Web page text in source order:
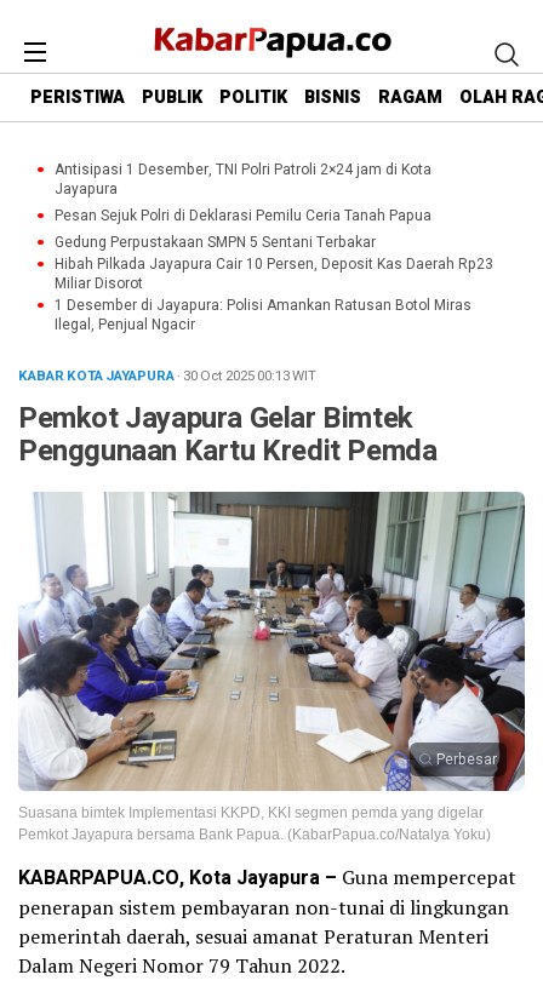
PERISTIWA PUBLIK POLITIK BISNIS RAGAM OLAH
Antisipasi 1 Desember, TNI Polri Patroli 2×24 jam di Kota
Jayapura
Pesan Sejuk Polri di Deklarasi Pemilu Ceria Tanah Papua
Gedung Perpustakaan SMPN 5 Sentani Terbakar
Hibah Pilkada Jayapura Cair 10 Persen, Deposit Kas Daerah Rp23
Miliar Disorot
1 Desember di Jayapura: Polisi Amankan Ratusan Botol Miras
Ilegal, Penjual Ngacir
KABAR KOTA JAYAPURA· 30 Oct 202500:13WIT
Pemkot Jayapura Gelar Bimtek
Penggunaan Kartu Kredit Pemda
Perbesar
Suasana bimtek Implementasi KKPD, KKI segmen pemda yang digelar
Pemkot Jayapura bersama Bank Papua. (KabarPapua.co/Natalya Yoku)
KABARPAPUA.CO, Kota Jayapura – Guna mempercepat
penerapan sistem pembayaran non-tunai di lingkungan
pemerintah daerah, sesuai amanat Peraturan Menteri
Dalam Negeri Nomor 79 Tahun 2022.